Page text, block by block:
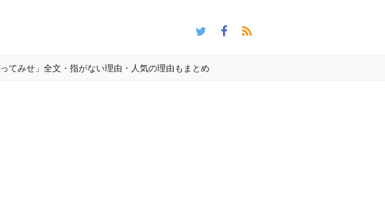
てみせ」全文・指がない理由・人気の理由もまとめ